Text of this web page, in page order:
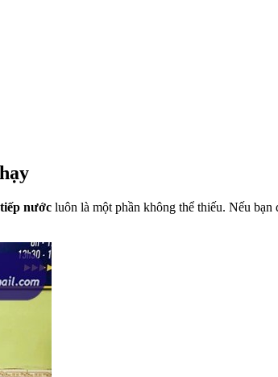
nước luôn là một phần không thể thiếu. Nếu bạn